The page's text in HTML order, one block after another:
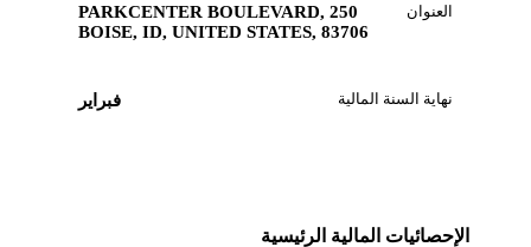
العنوان
250 PARKCENTER BOULEVARD,
BOISE, ID, UNITED STATES, 83706
نهاية السنة المالية فبراير
الإحصائيات المالية الرئيسية